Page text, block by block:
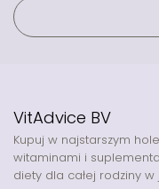
VitAdvice BV
Kupuj w najstarszym
witaminami i
diety dla całej rodziny